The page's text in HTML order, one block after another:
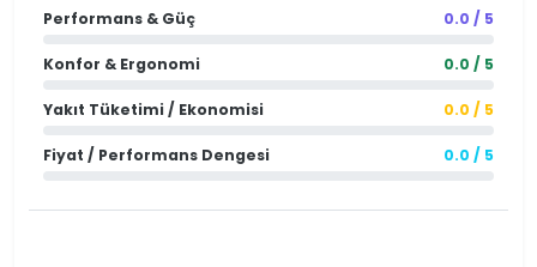
Performans & Güç 0.0 / 5
Konfor & Ergonomi 0.0 / 5
Yakıt Tüketimi / Ekonomisi 0.0 / 5
Fiyat / Performans Dengesi 0.0 / 5